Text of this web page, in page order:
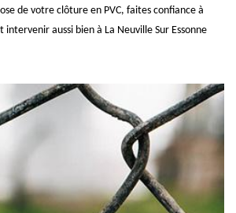
de votre clôture en PVC, faites confiance à
aussi bien à La Neuville Sur Essonne